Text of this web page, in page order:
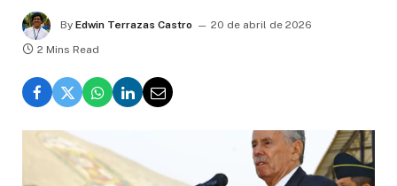
By Edwin Terrazas Castro
20 de abril de 2026
2 Mins Read